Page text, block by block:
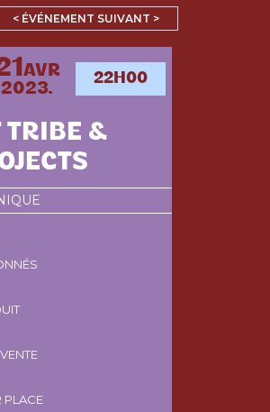
< ÉVÉNEMENT SUIVANT >
AVR
2023.
22H00
TRIBE &
PLACE